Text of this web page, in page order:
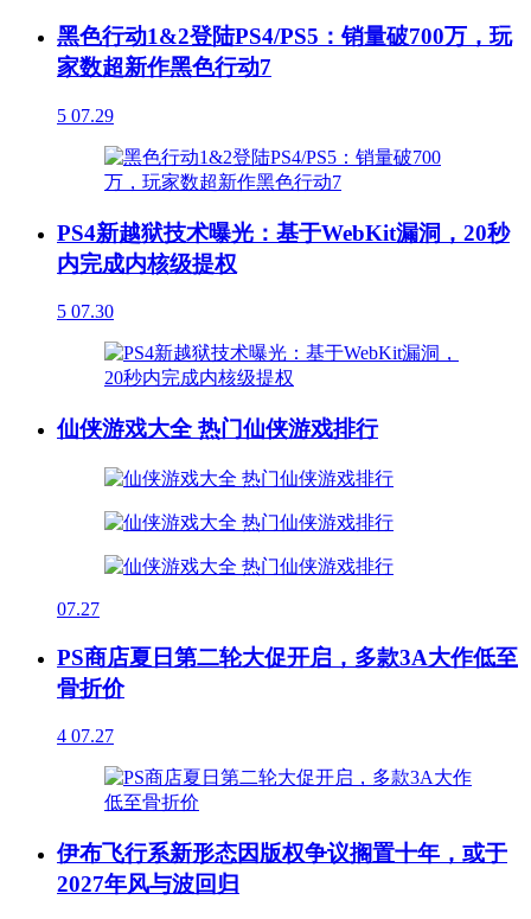
黑色行动1&2登陆PS4/PS5：销量破700万，玩
家数超新作黑色行动7
5 07.29
PS4新越狱技术曝光：基于WebKit漏洞，20秒
内完成内核级提权
5 07.30
仙侠游戏大全 热门仙侠游戏排行
07.27
PS商店夏日第二轮大促开启，多款3A大作低至
骨折价
4 07.27
伊布飞行系新形态因版权争议搁置十年，或于
2027年风与波回归